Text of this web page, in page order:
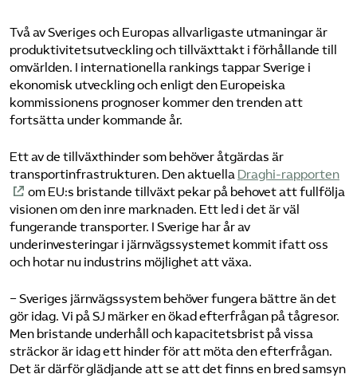
Två av Sveriges och Europas allvarligaste utmaningar är
produktivitetsutveckling och tillväxttakt i förhållande till
omvärlden. I internationella rankings tappar Sverige i
ekonomisk utveckling och enligt den Europeiska
kommissionens prognoser kommer den trenden att
fortsätta under kommande år.
Ett av de tillväxthinder som behöver åtgärdas är
transportinfrastrukturen. Den aktuella Draghi-rapporten
om EU:s bristande tillväxt pekar på behovet att fullfölja
visionen om den inre marknaden. Ett led i det är väl
fungerande transporter. I Sverige har år av
underinvesteringar i järnvägssystemet kommit ifatt oss
och hotar nu industrins möjlighet att växa.
− Sveriges järnvägssystem behöver fungera bättre än det
gör idag. Vi på SJ märker en ökad efterfrågan på tågresor.
Men bristande underhåll och kapacitetsbrist på vissa
sträckor är idag ett hinder för att möta den efterfrågan.
Det är därför glädjande att se att det finns en bred samsyn